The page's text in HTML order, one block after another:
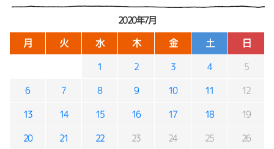
2020年7月
月 火 水 木 金 土 日
1 2 3 4 5
6 7 8 9 10 11 12
13 14 15 16 17 18 19
20 21 22 23 24 25 26